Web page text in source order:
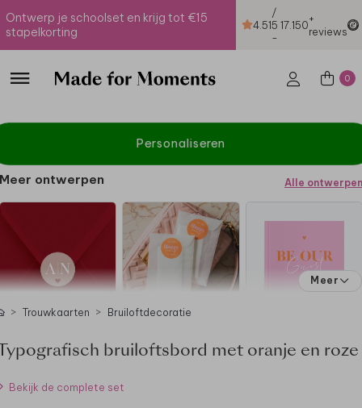
Ontwerp je schoolset en krijg tot €15
stapelkorting
4.51
/
5
-
17.150+
reviews
0
Personaliseren
Meer ontwerpen Alle ontwerpen
Meer
Trouwkaarten Bruiloftdecoratie
bruiloftsbord met oranje en roze
Bekijk de complete set